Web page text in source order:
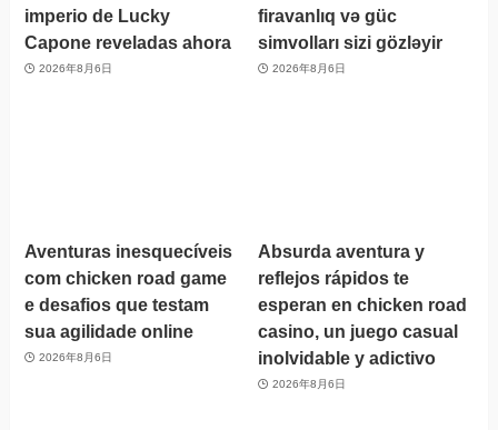
imperio de Lucky
Capone reveladas ahora
2026年8月6日
firavanlıq və güc
simvolları sizi gözləyir
2026年8月6日
Aventuras inesquecíveis
com chicken road game
e desafios que testam
sua agilidade online
2026年8月6日
Absurda aventura y
reflejos rápidos te
esperan en chicken road
casino, un juego casual
inolvidable y adictivo
2026年8月6日